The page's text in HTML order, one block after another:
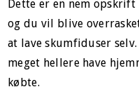
Dette er en nem
og du vil blive
at lave skumfiduser
meget hellere have
købte.